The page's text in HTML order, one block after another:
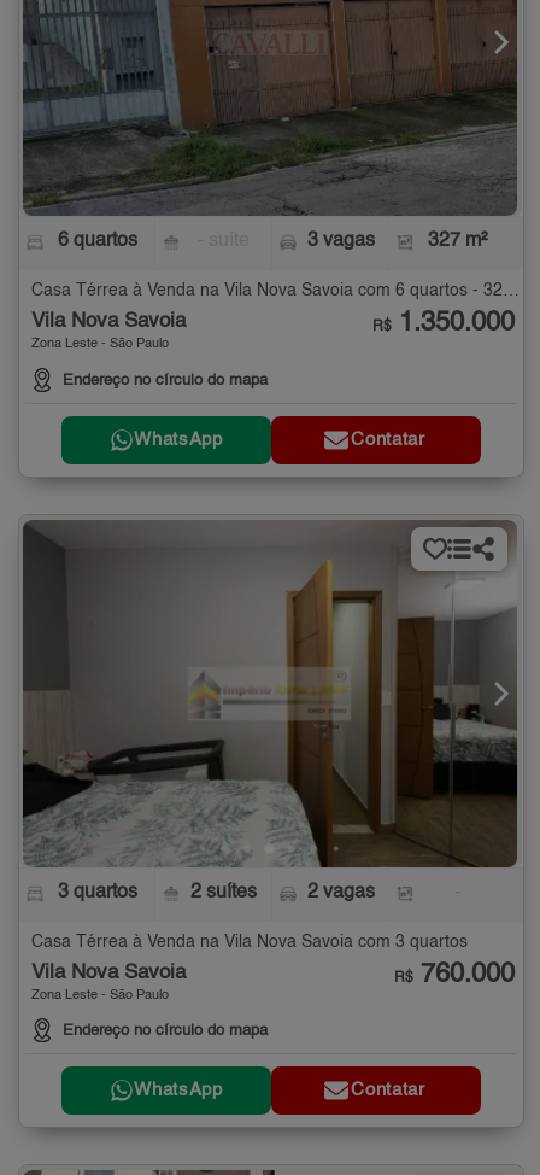
6 quartos 3 vagas 327 m²
Casa Térrea à Venda na Vila Nova Savoia com 6 quartos - 327 m²
Vila Nova Savoia
Zona Leste - São Paulo
Endereço no círculo do mapa
R$ 1.350.000
WhatsApp Contatar
3 quartos 2 suítes 2 vagas
Casa Térrea à Venda na Vila Nova Savoia com 3 quartos
Vila Nova Savoia
Zona Leste - São Paulo
Endereço no círculo do mapa
R$ 760.000
WhatsApp Contatar